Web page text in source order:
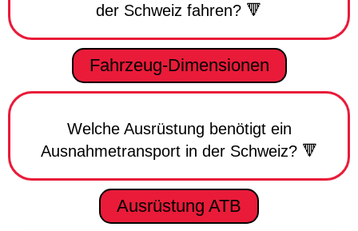
der Schweiz fahren? 🔻
Fahrzeug-Dimensionen
Welche Ausrüstung benötigt ein
Ausnahmetransport in der Schweiz? 🔻
Ausrüstung ATB